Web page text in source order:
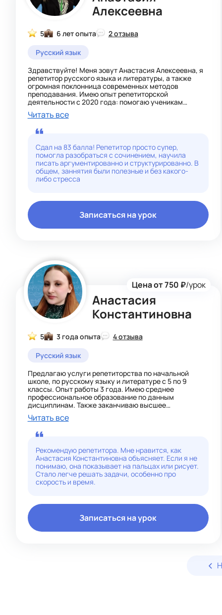
и гордиться собой! Алексеевна
5 6 лет опыта
2 отзыва
Русский язык
Здравствуйте! Меня зовут Анастасия Алексеевна, я
репетитор русского языка и литературы, а также
огромная поклонница современных методов
преподавания. Имею опыт репетиторской
деятельности с 2020 года: помогаю ученикам
добиваться высоких баллов, готовлю к экзаменам и
ВПР. С 2024 года работаю в образовательных
школе. Работала в центрах «Инпро» (Барнаул) и
авторский подход ПИН - сочетаю проектный, игровой
и наглядный методы. На занятиях прорабатываем
теорию и практику, а в завершение создаём
мини‑проект - например, шаблон сочинения или
алгоритм решения заданий ЕГЭ и ОГЭ. В свободное
подходы к объяснению материала. Занимаюсь
творчеством: работаю со свечами и эпоксидной
смолой, так как люблю создавать что‑то своими
руками и ценю этап от задумки до готового
структурой текстов и способами вовлекать
аудиторию - эти навыки использую, чтобы делать
занятия более живыми и понятными для учеников.
Читать все
Сдал на 83 балла! Репетитор просто супер,
помогла разобраться с сочинением, научила
писать аргументированно и структурированно. В
общем, заннятия были полезные и без какого-
либо стресса
Записаться на урок
Анастасия
Константиновна
Цена от 750 ₽/урок
5 3 года опыта
4 отзыва
Русский язык
Предлагаю услуги репетиторства по начальной
школе, по русскому языку и литературе с 5 по 9
классы. Опыт работы 3 года. Имею среднее
профессиональное образование по данным
дисциплинам. Также заканчиваю высшее
образование по данным дисциплинам.
Подход к обучению:
- понятные объяснения
- регулярный контроль прогресса
Результат:
- улучшение оценок
- повышение уверенности
- системное понимание предмета
Читать все
Рекомендую репетитора. Мне нравится, как
Анастасия Константиновна объясняет. Если я не
понимаю, она показывает на пальцах или рисует.
Стало легче решать задачи, особенно про
скорость и время.
Записаться на урок